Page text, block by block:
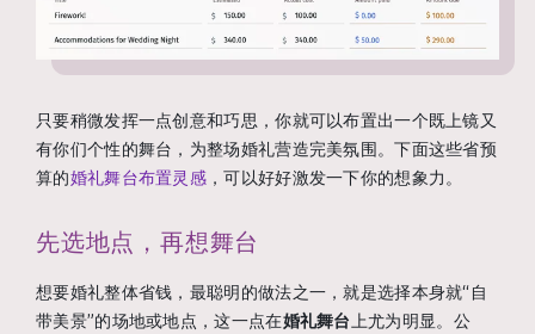
只要稍微发挥一点创意和巧思，你就可以布置出一个既上镜又
有你们个性的舞台，为整场婚礼营造完美氛围。下面这些省预
算的婚礼舞台布置灵感 ，可以好好激发一下你的想象力。
先选地点，再想舞台
想要婚礼整体省钱，最聪明的做法之一，就是选择本身就“自
带美景”的场地或地点，这一点在婚礼舞台上尤为明显。公